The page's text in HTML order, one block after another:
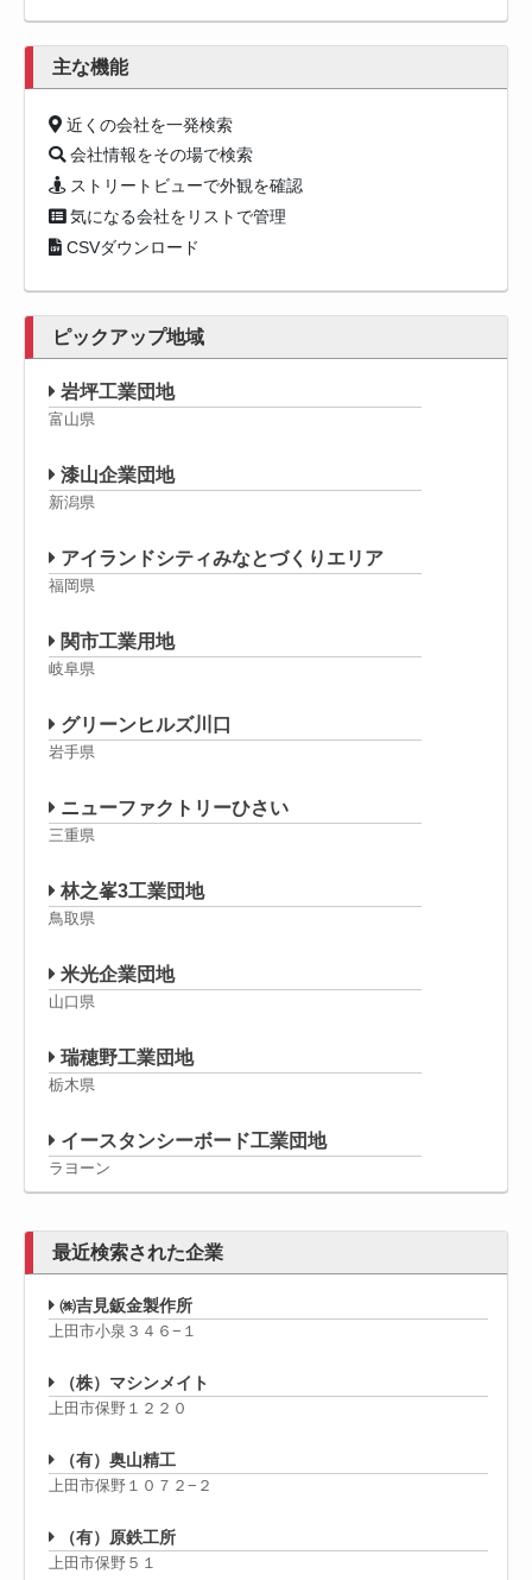
主な機能
近くの会社を一発検索
会社情報をその場で検索
ストリートビューで外観を確認
気になる会社をリストで管理
CSVダウンロード
ピックアップ地域
岩坪工業団地
富山県
漆山企業団地
新潟県
アイランドシティみなとづくりエリア
福岡県
関市工業用地
岐阜県
グリーンヒルズ川口
岩手県
ニューファクトリーひさい
三重県
林之峯3工業団地
鳥取県
米光企業団地
山口県
瑞穂野工業団地
栃木県
イースタンシーボード工業団地
ラヨーン
最近検索された企業
㈱吉見鈑金製作所
上田市小泉３４６−１
（株）マシンメイト
上田市保野１２２０
（有）奥山精工
上田市保野１０７２−２
（有）原鉄工所
上田市保野５１